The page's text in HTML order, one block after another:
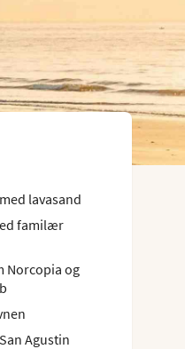
lavasand
familær
Norcopia og
Agustin